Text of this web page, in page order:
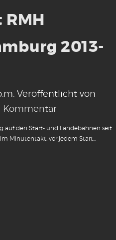
2013-
Veröffentlicht von
Kommentar
auf den Start- und Landebahnen seit
Minutentakt, vor jedem Start...